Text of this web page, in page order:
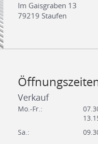
Im Gaisgraben 13
79219 Staufen
Verkauf
Mo.-Fr.:
Sa.: